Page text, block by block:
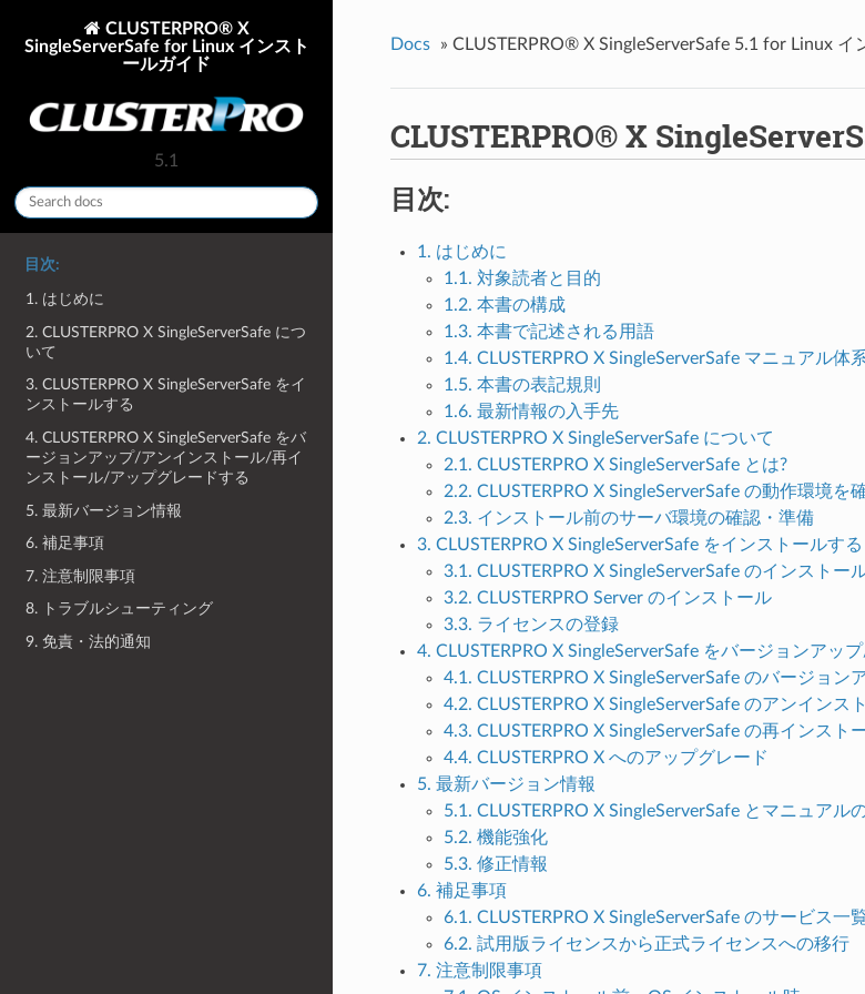
CLUSTERPRO® X
SingleServerSafe for Linux インスト
ールガイド
5.1
目次:
1. はじめに
2. CLUSTERPRO X SingleServerSafe につ
いて
3. CLUSTERPRO X SingleServerSafe をイ
ンストールする
4. CLUSTERPRO X SingleServerSafe をバ
ージョンアップ/アンインストール/再イ
ンストール/アップグレードする
5. 最新バージョン情報
6. 補足事項
7. 注意制限事項
8. トラブルシューティング
9. 免責・法的通知
Docs » CLUSTERPRO® X SingleServerSafe 5.1 for Linux イ
CLUSTERPRO® X
目次:
1. はじめに
1.1. 対象読者と目的
1.2. 本書の構成
1.3. 本書で記述される用語
1.4. CLUSTERPRO X SingleServerSafe マニュアル体
1.5. 本書の表記規則
1.6. 最新情報の入手先
2. CLUSTERPRO X SingleServerSafe について
2.1. CLUSTERPRO X SingleServerSafe とは?
2.2. CLUSTERPRO X SingleServerSafe の動作環境を
2.3. インストール前のサーバ環境の確認・準備
3. CLUSTERPRO X SingleServerSafe をインストールする
3.1. CLUSTERPRO X SingleServerSafe のインスト
3.2. CLUSTERPRO Server のインストール
3.3. ライセンスの登録
4. CLUSTERPRO X SingleServerSafe をバージョンア
4.1. CLUSTERPRO X SingleServerSafe のバージョン
4.2. CLUSTERPRO X SingleServerSafe のアンインス
4.3. CLUSTERPRO X SingleServerSafe の再インスト
4.4. CLUSTERPRO X へのアップグレード
5. 最新バージョン情報
5.1. CLUSTERPRO X SingleServerSafe とマニュアル
5.2. 機能強化
5.3. 修正情報
6. 補足事項
6.1. CLUSTERPRO X SingleServerSafe のサービス一
6.2. 試用版ライセンスから正式ライセンスへの移行
7. 注意制限事項